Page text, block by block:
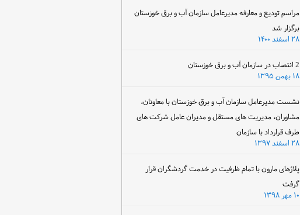
مراسم تودیع و معارفه مدیرعامل سازمان آب و برق خوزستان
برگزار شد
۲۸ اسفند ۱۴۰۰
2 انتصاب در سازمان آب و برق خوزستان
۱۸ بهمن ۱۳۹۵
نشست مدیرعامل سازمان آب و برق خوزستان با معاونان،
مشاوران، مدیریت های مستقل و مدیران عامل شرکت های
طرف قرارداد با سازمان
۲۸ اسفند ۱۳۹۷
پلاژهای مارون با تمام ظرفیت در خدمت گردشگران قرار
گرفت
۱۰ مهر ۱۳۹۸